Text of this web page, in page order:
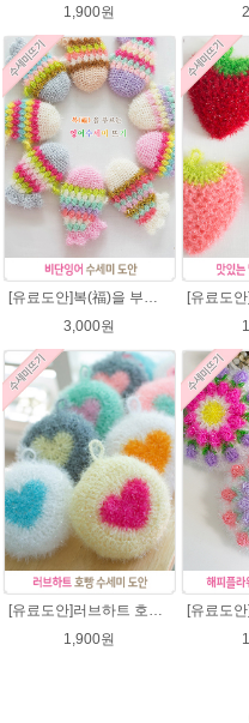
1,900원
3,000원
[유료도안]러브하트 호빵수세미뜨기 도안(수세미실은 옵션에서 추가구매 가능)/별호빵수세미처럼 예쁜수세미뜨기/빤짝이 수세미실/웰빙수세미실/고급수세미실/하트뜨기 반짝이수세미 하트수세미
1,900원